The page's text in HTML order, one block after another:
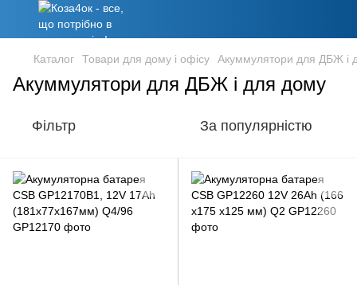
Каталог Товари для дому і офісу Акуммулятори для ДБЖ і
Акуммулятори для ДБЖ і для дому
Фільтр За популярністю